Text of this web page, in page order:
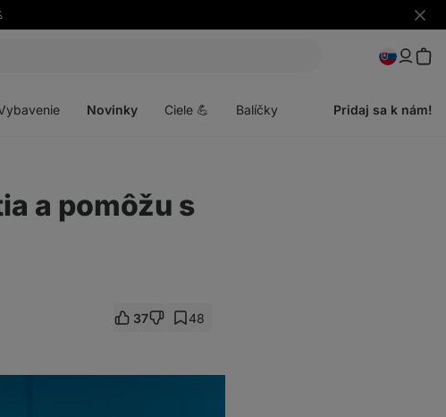
Skryť
Novinky Ciele 💪 Balíčky Pridaj sa k nám!
a pomôžu s
37 48